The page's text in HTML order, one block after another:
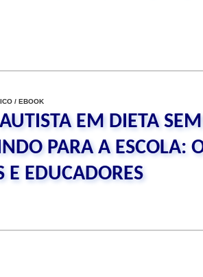
/ EBOOK
EM DIETA
PARA A ESCOLA:
E EDUCADORES